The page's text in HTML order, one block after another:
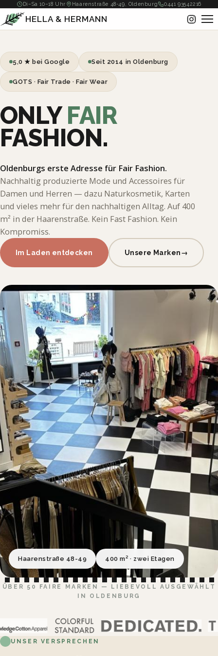
Di–Sa 10–18 Uhr Haarenstraße 48-49, Oldenburg 0441 93542216
HELLA & HERMANN
5,0 ★ bei Google Seit 2014 in Oldenburg
GOTS · Fair Trade · Fair Wear
ONLYFAIR
FASHION.
Oldenburgs erste Adresse für Fair Fashion.
Nachhaltig produzierte Mode und Accessoires für
Damen und Herren — dazu Naturkosmetik, Karten
und vieles mehr für den nachhaltigen Alltag. Auf 400
m² in der Haarenstraße. Kein Fast Fashion. Kein
Kompromiss.
Im Laden entdecken Unsere Marken→
Haarenstraße 48-49 400 m² · zwei Etagen
ÜBER 50 FAIRE MARKEN — LIEBEVOLL AUSGEWÄHLT
IN OLDENBURG
UNSER VERSPRECHEN